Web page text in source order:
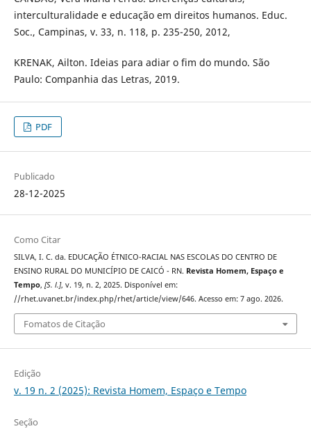
interculturalidade e educação em direitos humanos. Educ.
Soc., Campinas, v. 33, n. 118, p. 235-250, 2012,
KRENAK, Ailton. Ideias para adiar o fim do mundo. São
Paulo: Companhia das Letras, 2019.
PDF
Publicado
28-12-2025
Como Citar
SILVA, I. C. da. EDUCAÇÃO ÉTNICO-RACIAL NAS ESCOLAS DO CENTRO DE
ENSINO RURAL DO MUNICÍPIO DE CAICÓ - RN. Revista Homem, Espaço e
Tempo, [S. l.], v. 19, n. 2, 2025. Disponível em:
//rhet.uvanet.br/index.php/rhet/article/view/646. Acesso em: 7 ago. 2026.
Fomatos de Citação
Edição
v. 19 n. 2 (2025): Revista Homem, Espaço e Tempo
Seção